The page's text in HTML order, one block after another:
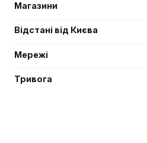
Магазини
Відстані від Києва
Мережі
Тривога